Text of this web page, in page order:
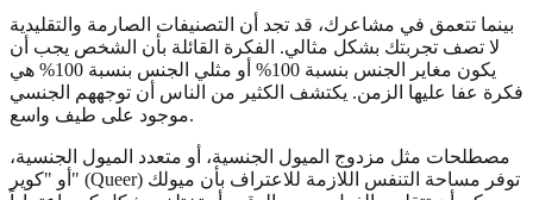
بينما تتعمق في مشاعرك، قد تجد أن التصنيفات الصارمة والتقليدية
لا تصف تجربتك بشكل مثالي. الفكرة القائلة بأن الشخص يجب أن
يكون مغاير الجنس بنسبة 100% أو مثلي الجنس بنسبة 100% هي
فكرة عفا عليها الزمن. يكتشف الكثير من الناس أن توجههم الجنسي
موجود على طيف واسع.
مصطلحات مثل مزدوج الميول الجنسية، أو متعدد الميول الجنسية،
أو "كوير" (Queer) توفر مساحة التنفس اللازمة للاعتراف بأن ميولك